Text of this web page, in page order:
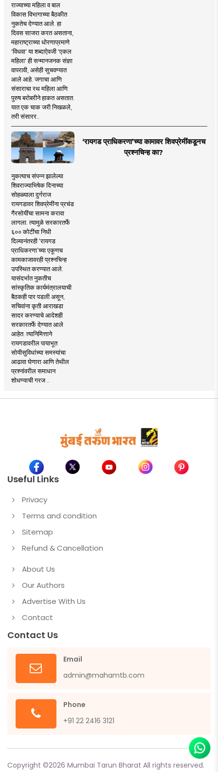
राज्याच्या महिला व बाल
विकास विभागाच्या बैठकीत
नुकतेच देण्यात आले. हा
दिवस साजरा करत असताना,
महाराष्ट्राच्या धोरणाप्रमाणे
'विधवा' या शब्दाऐवजी 'एकल
महिला' ही सन्मानजनक संज्ञा
वापरावी, असेही सुचवण्यात
आले आहे. जगाचा आणि
संसाराचा रथ महिला आणि
पुरुष बरोबरीने हाकत असतात.
यात एक चाक जरी निखळले,
तरी संसारर..
‘रायगड प्राधिकरणा’च्या कामावर शिवप्रेमींकडूनच
प्रश्नचिन्ह का?
नुकत्याच संपन्न झालेल्या
शिवराज्याभिषेक दिनाच्या
सोहळ्याला दुर्गराज
रायगडावर शिवप्रेमींना प्रचंड
गैरसोयींचा सामना करावा
लागला. त्यामुळे सरकारतर्फे
६०० कोटींचा निधी
दिल्यानंतरही ‘रायगड
प्राधिकरणा’च्या एकूणच
कामकाजावरही प्रश्नचिन्ह
उपस्थित करण्यात आले.
यासंदर्भात नुकतीच
सांस्कृतिक कार्यमंत्रालयाची
बैठकही पार पडली असून,
सचिवांना कृती आराखडा
सादर करण्याचे आदेशही
सरकारतर्फे देण्यात आले
आहेत. त्यानिमित्ताने
रायगडावरील पायाभूत
सोयीसुविधांच्या समस्यांचा
आढावा घेणारा आणि तेथील
प्रश्नांवरील समाधान
शोधण्याची गरज ..
Useful Links
Privacy
Terms and condition
Sitemap
Refund & Cancellation
About Us
Our Authors
Advertise With Us
Contact
Contact Us
Email
admin@mahamtb.com
Phone
+91 22 2416 3121
Copyright ©2026 Mumbai Tarun Bharat All rights reserved.